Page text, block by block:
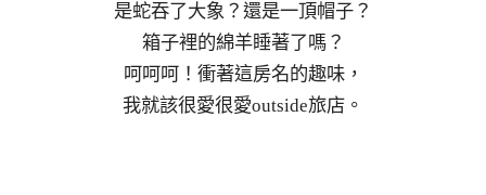
是蛇吞了大象？還是一頂帽子？
箱子裡的綿羊睡著了嗎？
呵呵呵！衝著這房名的趣味，
我就該很愛很愛outside旅店。